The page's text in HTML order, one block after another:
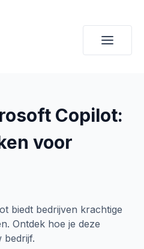
Copilot:
voor
biedt bedrijven krachtige
Ontdek hoe je deze
bedrijf.